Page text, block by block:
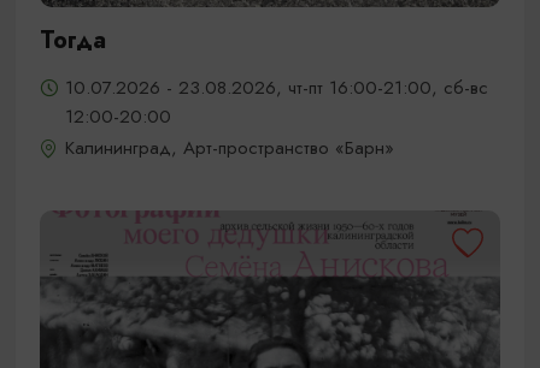
Тогда
10.07.2026 - 23.08.2026, чт-пт 16:00-21:00, сб-вс
12:00-20:00
Калининград, Арт-пространство «Барн»